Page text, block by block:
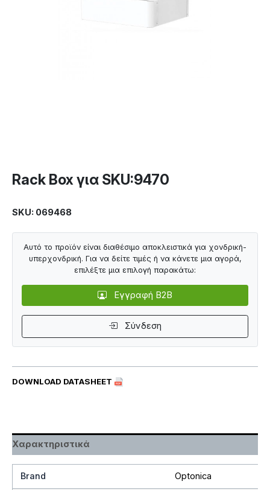
Rack Box για SKU:9470
SKU: 069468
DOWNLOAD DATASHEET
Αυτό το προϊόν είναι διαθέσιμο αποκλειστικά για χονδρική-
υπερχονδρική. Για να δείτε τιμές ή να κάνετε μια αγορά,
επιλέξτε μια επιλογή παρακάτω:
Εγγραφή B2B
Σύνδεση
Χαρακτηριστικά
Brand Optonica